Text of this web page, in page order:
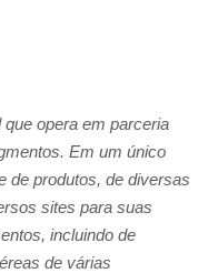
opera em parceria
Em um único
de produtos, de diversas
sites para suas
incluindo de
de várias